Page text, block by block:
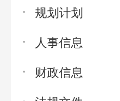
规划计划
人事信息
财政信息